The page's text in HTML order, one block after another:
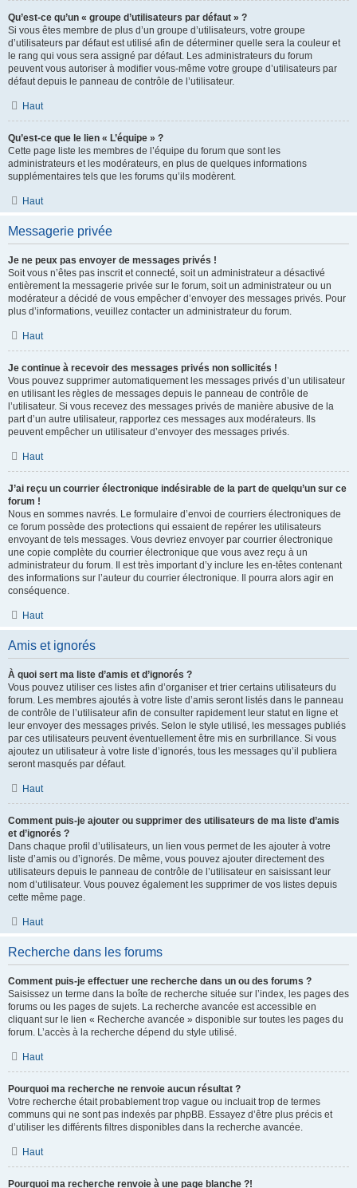
Qu’est-ce qu’un « groupe d’utilisateurs par défaut » ?
Si vous êtes membre de plus d’un groupe d’utilisateurs, votre groupe
d’utilisateurs par défaut est utilisé afin de déterminer quelle sera la couleur et
le rang qui vous sera assigné par défaut. Les administrateurs du forum
peuvent vous autoriser à modifier vous-même votre groupe d’utilisateurs par
défaut depuis le panneau de contrôle de l’utilisateur.
Haut
Qu’est-ce que le lien « L’équipe » ?
Cette page liste les membres de l’équipe du forum que sont les
administrateurs et les modérateurs, en plus de quelques informations
supplémentaires tels que les forums qu’ils modèrent.
Haut
Messagerie privée
Je ne peux pas envoyer de messages privés !
Soit vous n’êtes pas inscrit et connecté, soit un administrateur a désactivé
entièrement la messagerie privée sur le forum, soit un administrateur ou un
modérateur a décidé de vous empêcher d’envoyer des messages privés. Pour
plus d’informations, veuillez contacter un administrateur du forum.
Haut
Je continue à recevoir des messages privés non sollicités !
Vous pouvez supprimer automatiquement les messages privés d’un utilisateur
en utilisant les règles de messages depuis le panneau de contrôle de
l’utilisateur. Si vous recevez des messages privés de manière abusive de la
part d’un autre utilisateur, rapportez ces messages aux modérateurs. Ils
peuvent empêcher un utilisateur d’envoyer des messages privés.
Haut
J’ai reçu un courrier électronique indésirable de la part de quelqu’un sur ce
forum !
Nous en sommes navrés. Le formulaire d’envoi de courriers électroniques de
ce forum possède des protections qui essaient de repérer les utilisateurs
envoyant de tels messages. Vous devriez envoyer par courrier électronique
une copie complète du courrier électronique que vous avez reçu à un
administrateur du forum. Il est très important d’y inclure les en-têtes contenant
des informations sur l’auteur du courrier électronique. Il pourra alors agir en
conséquence.
Haut
Amis et ignorés
À quoi sert ma liste d’amis et d’ignorés ?
Vous pouvez utiliser ces listes afin d’organiser et trier certains utilisateurs du
forum. Les membres ajoutés à votre liste d’amis seront listés dans le panneau
de contrôle de l’utilisateur afin de consulter rapidement leur statut en ligne et
leur envoyer des messages privés. Selon le style utilisé, les messages publiés
par ces utilisateurs peuvent éventuellement être mis en surbrillance. Si vous
ajoutez un utilisateur à votre liste d’ignorés, tous les messages qu’il publiera
seront masqués par défaut.
Haut
Comment puis-je ajouter ou supprimer des utilisateurs de ma liste d’amis
et d’ignorés ?
Dans chaque profil d’utilisateurs, un lien vous permet de les ajouter à votre
liste d’amis ou d’ignorés. De même, vous pouvez ajouter directement des
utilisateurs depuis le panneau de contrôle de l’utilisateur en saisissant leur
nom d’utilisateur. Vous pouvez également les supprimer de vos listes depuis
cette même page.
Haut
Recherche dans les forums
Comment puis-je effectuer une recherche dans un ou des forums ?
Saisissez un terme dans la boîte de recherche située sur l’index, les pages des
forums ou les pages de sujets. La recherche avancée est accessible en
cliquant sur le lien « Recherche avancée » disponible sur toutes les pages du
forum. L’accès à la recherche dépend du style utilisé.
Haut
Pourquoi ma recherche ne renvoie aucun résultat ?
Votre recherche était probablement trop vague ou incluait trop de termes
communs qui ne sont pas indexés par phpBB. Essayez d’être plus précis et
d’utiliser les différents filtres disponibles dans la recherche avancée.
Haut
Pourquoi ma recherche renvoie à une page blanche ?!